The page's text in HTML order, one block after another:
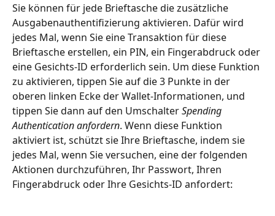
Sie können für jede Brieftasche die zusätzliche
Ausgabenauthentifizierung aktivieren. Dafür wird
jedes Mal, wenn Sie eine Transaktion für diese
Brieftasche erstellen, ein PIN, ein Fingerabdruck oder
eine Gesichts-ID erforderlich sein. Um diese Funktion
zu aktivieren, tippen Sie auf die 3 Punkte in der
oberen linken Ecke der Wallet-Informationen, und
tippen Sie dann auf den Umschalter Spending
Authentication anfordern. Wenn diese Funktion
aktiviert ist, schützt sie Ihre Brieftasche, indem sie
jedes Mal, wenn Sie versuchen, eine der folgenden
Aktionen durchzuführen, Ihr Passwort, Ihren
Fingerabdruck oder Ihre Gesichts-ID anfordert: